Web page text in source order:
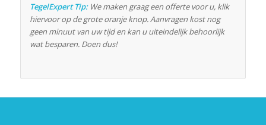
TegelExpert Tip:We maken graag een offerte voor u, klik
hiervoor op de grote oranje knop. Aanvragen kost nog
geen minuut van uw tijd en kan u uiteindelijk behoorlijk
wat besparen. Doen dus!